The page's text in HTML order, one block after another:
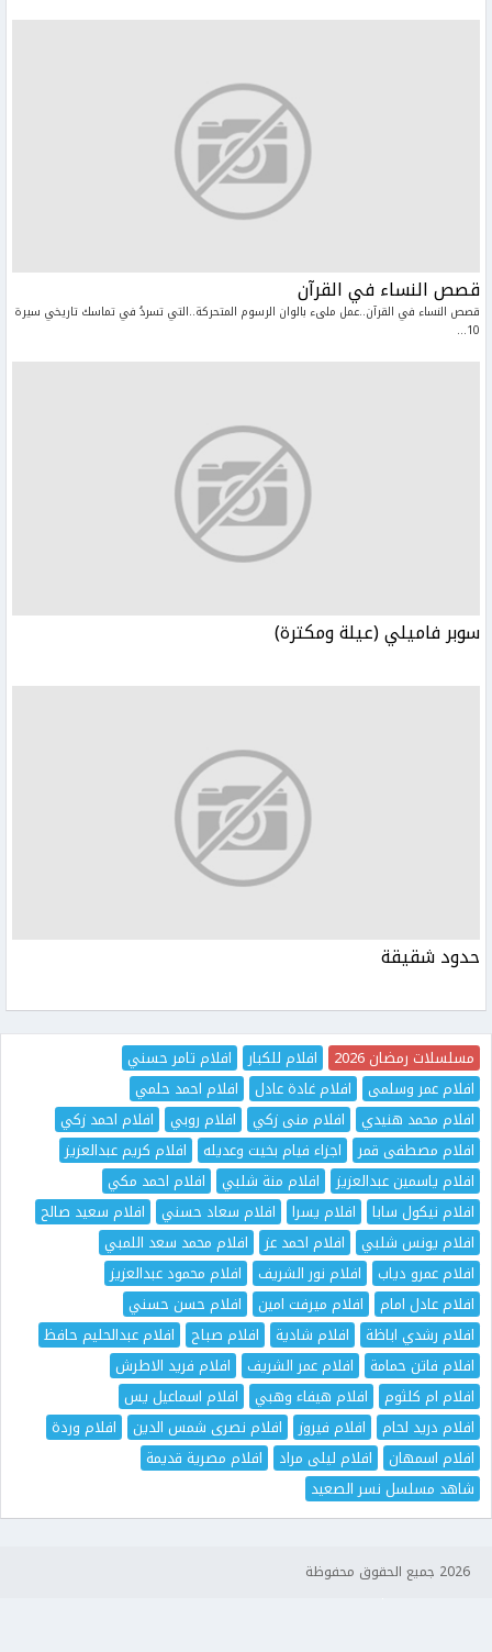
قصص النساء في القرآن
قصص النساء في القرآن..عمل ملىء بالوان الرسوم المتحركة..التي تسردُ في تماسك تاريخي سيرة
10...
سوبر فاميلي (عيلة ومكترة)
حدود شقيقة
مسلسلات رمضان 2026 افلام للكبار
افلام تامر حسني
افلام عمر وسلمى
افلام غادة عادل
افلام احمد حلمي
افلام محمد هنيدي
افلام منى زكي افلام روبي
افلام احمد زكي
افلام مصطفى قمر
اجزاء فيام بخيت وعديله
افلام كريم عبدالعزيز
افلام ياسمين عبدالعزيز
افلام منة شلبي
افلام احمد مكي
افلام نيكول سابا
افلام يسرا افلام سعاد حسني
افلام سعيد صالح
افلام يونس شلبي
افلام احمد عز
افلام محمد سعد اللمبي
افلام عمرو دياب
افلام نور الشريف
افلام محمود عبدالعزيز
افلام عادل امام
افلام ميرفت امين
افلام حسن حسني
افلام رشدي اباظة
افلام شادية افلام صباح
افلام عبدالحليم حافظ
افلام فاتن حمامة
افلام عمر الشريف
افلام فريد الاطرش
افلام ام كلثوم
افلام هيفاء وهبي
افلام اسماعيل يس
افلام دريد لحام
افلام فيروز افلام نصرى شمس الدين
افلام وردة
افلام اسمهان
افلام ليلى مراد
افلام مصرية قديمة
شاهد مسلسل نسر الصعيد
2026 جميع الحقوق محفوظة